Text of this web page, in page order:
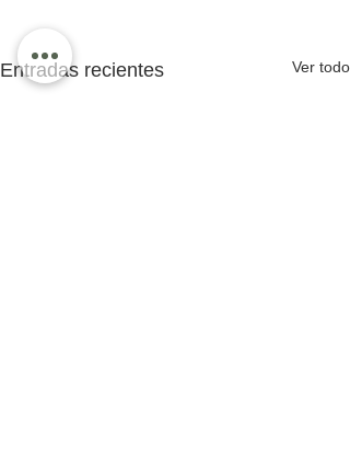
Entradas recientes Ver todo